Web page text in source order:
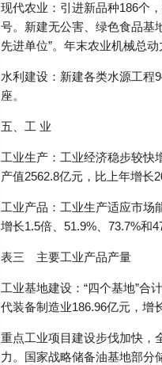
现代农业：引进新品种186个
号。新建无公害、绿色食品基
先进单位”。年末农业机械总
水利建设：新建各类水源工程
座。
五、工 业
工业生产：工业经济稳步较快
产值2562.8亿元，比上年增长
工业产品：工业生产适应市场
增长1.5倍、51.9%、73.7%和
表三 主要工业产品产量
工业基地建设：“四个基地”合
代装备制造业186.96亿元，增
重点工业项目建设步伐加快，
力。国家战略储备油基地部分